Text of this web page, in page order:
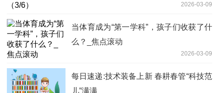
2026-03-09
当体育成为“第一学科”，孩子们收获了什
么？_焦点滚动
2026-03-09
每日速递:技术装备上新 春耕春管“科技范
儿”满满